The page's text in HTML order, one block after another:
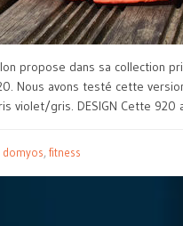
propose dans sa collection
Nous avons testé cette
violet/gris. DESIGN Cette 920
domyos, fitness